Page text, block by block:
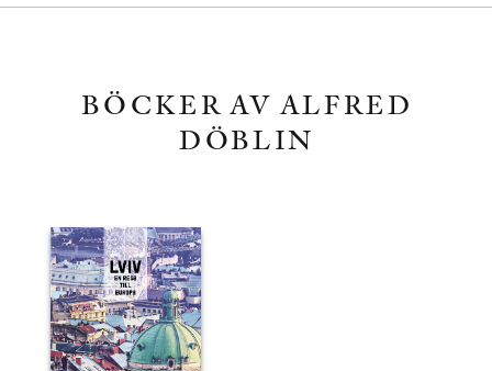
BÖCKER AV ALFRED
DÖBLIN